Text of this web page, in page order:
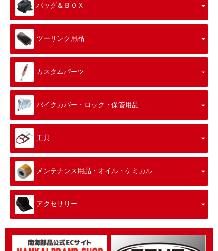
バッグ＆ＢＯＸ
ツーリング用品
カスタムパーツ
バイクカバー・ロック・保管用品
工具
メンテナンス用品・オイル・ケミカル
アクセサリー